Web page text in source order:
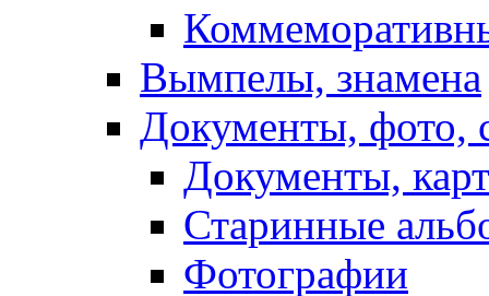
Вымпелы, знамена
Документы, фото,
Документы,
Старинные
Фотографии